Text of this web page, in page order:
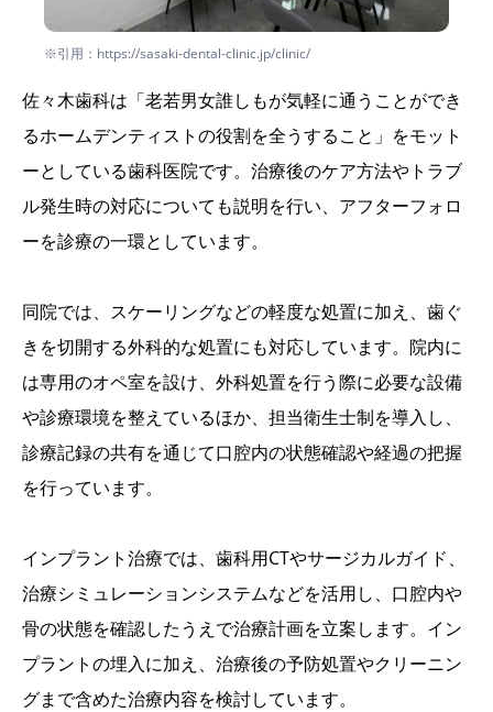
※引用：https://sasaki-dental-clinic.jp/clinic/
佐々木歯科は「老若男女誰しもが気軽に通うことができ
るホームデンティストの役割を全うすること」をモット
ーとしている歯科医院です。治療後のケア方法やトラブ
ル発生時の対応についても説明を行い、アフターフォロ
ーを診療の一環としています。
同院では、スケーリングなどの軽度な処置に加え、歯ぐ
きを切開する外科的な処置にも対応しています。院内に
は専用のオペ室を設け、外科処置を行う際に必要な設備
や診療環境を整えているほか、担当衛生士制を導入し、
診療記録の共有を通じて口腔内の状態確認や経過の把握
を行っています。
インプラント治療では、歯科用CTやサージカルガイド、
治療シミュレーションシステムなどを活用し、口腔内や
骨の状態を確認したうえで治療計画を立案します。イン
プラントの埋入に加え、治療後の予防処置やクリーニン
グまで含めた治療内容を検討しています。